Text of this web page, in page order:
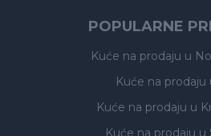
POPULARNE
Kuće na prodaju u
Kuće na prodaju
Kuće na prodaju u
Kuće na prodaju u